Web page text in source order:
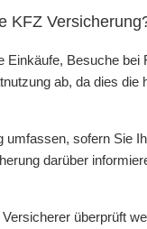
KFZ
Besuche bei
ab, da dies die
sofern Sie
darüber
überprüft